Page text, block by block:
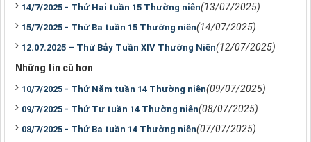
14/7/2025 - Thứ Hai tuần 15 Thường niên(13/07/2025)
15/7/2025 - Thứ Ba tuần 15 Thường niên(14/07/2025)
12.07.2025 – Thứ Bảy Tuần XIV Thường Niên(12/07/2025)
Những tin cũ hơn
10/7/2025 - Thứ Năm tuần 14 Thường niên(09/07/2025)
09/7/2025 - Thứ Tư tuần 14 Thường niên(08/07/2025)
08/7/2025 - Thứ Ba tuần 14 Thường niên(07/07/2025)